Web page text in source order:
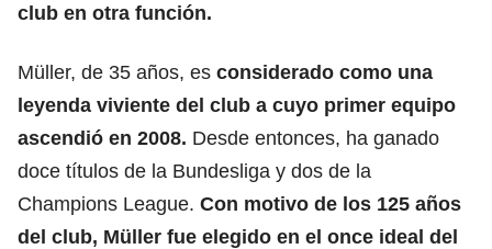
club en otra función.
Müller, de 35 años, es considerado como una
leyenda viviente del club a cuyo primer equipo
ascendió en 2008. Desde entonces, ha ganado
doce títulos de la Bundesliga y dos de la
Champions League. Con motivo de los 125 años
del club, Müller fue elegido en el once ideal del